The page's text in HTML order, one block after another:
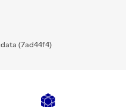
(7ad44f4)